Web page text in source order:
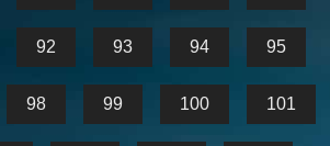
92 93 94 95
98 99 100 101